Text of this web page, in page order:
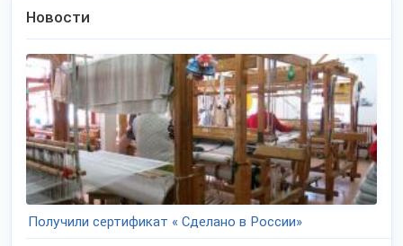
Новости
Получили сертификат « Сделано в России»